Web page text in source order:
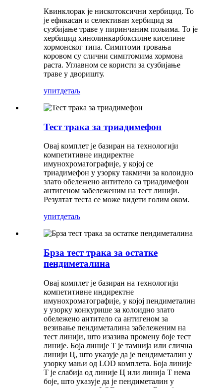
Квинклорак је нискотоксични хербицид. То
је ефикасан и селективан хербицид за
сузбијање траве у пиринчаним пољима. То је
хербицид хинолинкарбоксилне киселине
хормонског типа. Симптоми тровања
коровом су слични симптомима хормона
раста. Углавном се користи за сузбијање
траве у дворишту.
упитдетаљ
Тест трака за триадимефон
Овај комплет је базиран на технологији
компетитивне индиректне
имунохроматографије, у којој се
триадимефон у узорку такмичи за колоидно
злато обележено антитело са триадимефон
антигеном забележеним на тест линији.
Резултат теста се може видети голим оком.
упитдетаљ
Брза тест трака за остатке
пендиметалина
Овај комплет је базиран на технологији
компетитивне индиректне
имунохроматографије, у којој пендиметалин
у узорку конкурише за колоидно злато
обележено антитело са антигеном за
везивање пендиметалина забележеним на
тест линији, што изазива промену боје тест
линије. Боја линије Т је тамнија или слична
линији Ц, што указује да је пендиметалин у
узорку мањи од LOD комплета. Боја линије
Т је слабија од линије Ц или линија Т нема
боје, што указује да је пендиметалин у